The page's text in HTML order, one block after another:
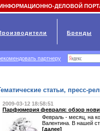
статьи, пресс-
2009-03-12 18:58:51
Парфюмерия февраля: обзор
Февраль - месяц, на
Валентина. В нашей
[далее]
ДЕЛОВОЙ
Бренды
партнеру